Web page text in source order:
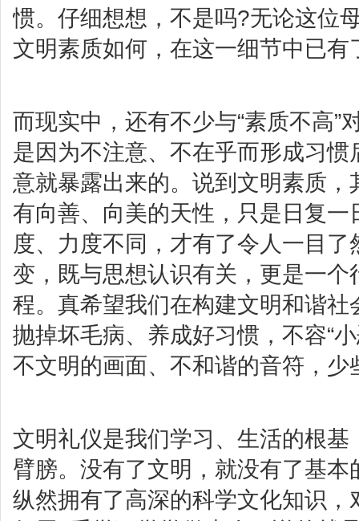
惯。仔细想想，不是吗?无论这位
文明素质如何，在这一细节中已有
而现实中，还有不少与“素质不高”
是因为不注意、不在乎而形成习
意就暴露出来的。说到文明素质，
有向善、向美的天性，只是日复一
度、力度不同，才有了令人一目
变，既与思想认识有关，更是一个
程。真希望我们在构建文明和谐社
抛掉坏毛病、养成好习惯，不容“小
不文明的画面、不和谐的音符，少
文明礼仪是我们学习、生活的根基
臂膀。没有了文明，就没有了基
纵然拥有了高深的科学文化知识，